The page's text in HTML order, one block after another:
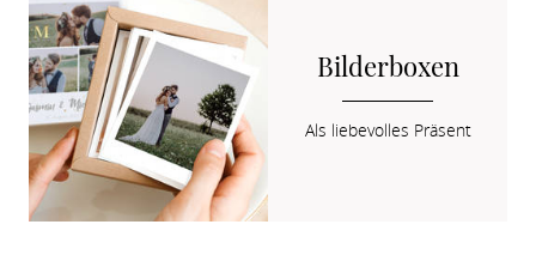
Bilderboxen
Als liebevolles Präsent